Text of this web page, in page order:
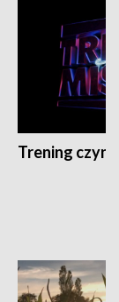
Trening czyni